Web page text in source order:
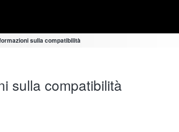
sulla compatibilità
sulla compatibilità